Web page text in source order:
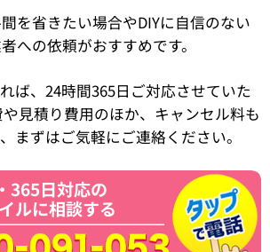
を省きたい場合やDIYに自信のない
への依頼がおすすめです。
ば、24時間365日ご対応させていた
見積り費用のほか、キャンセル料も
まずはご気軽にご連絡ください。
365日対応の
ルに相談する